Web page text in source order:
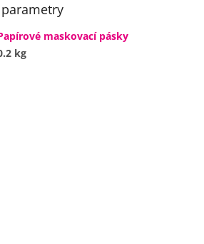
maskovací pásky
kg